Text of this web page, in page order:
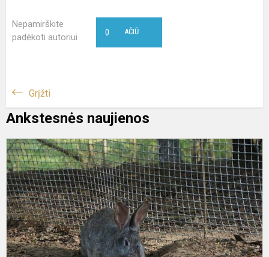
Nepamirškite
padėkoti autoriui
AČIŪ
0
Grįžti
Ankstesnės naujienos